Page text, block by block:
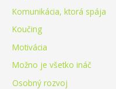
Komunikácia, ktorá spája
Koučing
Motivácia
Možno je všetko ináč
Osobný rozvoj